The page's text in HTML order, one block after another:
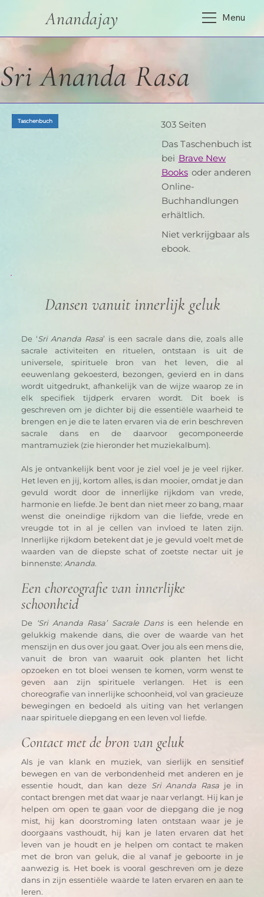
Anandajay Menu
Sri Ananda Rasa
Dansen vanuit innerlijk geluk
De ‘Sri Ananda Rasa’ is een sacrale dans die, zoals alle
sacrale activiteiten en rituelen, ontstaan is uit de
universele, spirituele bron van het leven, die al
eeuwenlang gekoesterd, bezongen, gevierd en in dans
wordt uitgedrukt, afhankelijk van de wijze waarop ze in
elk specifiek tijdperk ervaren wordt. Dit boek is
geschreven om je dichter bij die essentiële waarheid te
brengen en je die te laten ervaren via de erin beschreven
sacrale dans en de daarvoor gecomponeerde
mantramuziek (zie hieronder het muziekalbum).
Als je ontvankelijk bent voor je ziel voel je je veel rijker.
Het leven en jij, kortom alles, is dan mooier, omdat je dan
gevuld wordt door de innerlijke rijkdom van vrede,
harmonie en liefde. Je bent dan niet meer zo bang, maar
wenst die oneindige rijkdom van die liefde, vrede en
vreugde tot in al je cellen van invloed te laten zijn.
Innerlijke rijkdom betekent dat je je gevuld voelt met de
waarden van de diepste schat of zoetste nectar uit je
binnenste: Ananda.
Een choreografie van innerlijke
schoonheid
De ‘Sri Ananda Rasa’ Sacrale Dans is een helende en
gelukkig makende dans, die over de waarde van het
menszijn en dus over jou gaat. Over jou als een mens die,
vanuit de bron van waaruit ook planten het licht
opzoeken en tot bloei wensen te komen, vorm wenst te
geven aan zijn spirituele verlangen. Het is een
choreografie van innerlijke schoonheid, vol van gracieuze
bewegingen en bedoeld als uiting van het verlangen
naar spirituele diepgang en een leven vol liefde.
Contact met de bron van geluk
Als je van klank en muziek, van sierlijk en sensitief
bewegen en van de verbondenheid met anderen en je
essentie houdt, dan kan deze Sri Ananda Rasa je in
contact brengen met dat waar je naar verlangt. Hij kan je
helpen om open te gaan voor de diepgang die je nog
mist, hij kan doorstroming laten ontstaan waar je je
doorgaans vasthoudt, hij kan je laten ervaren dat het
leven van je houdt en je helpen om contact te maken
met de bron van geluk, die al vanaf je geboorte in je
aanwezig is. Het boek is vooral geschreven om je deze
dans in zijn essentiële waarde te laten ervaren en aan te
leren.
Taschenbuch
303 Seiten
Das Taschenbuch ist
bei Brave New
Books oder anderen
Online-
Buchhandlungen
erhältlich.
Niet verkrijgbaar als
ebook.